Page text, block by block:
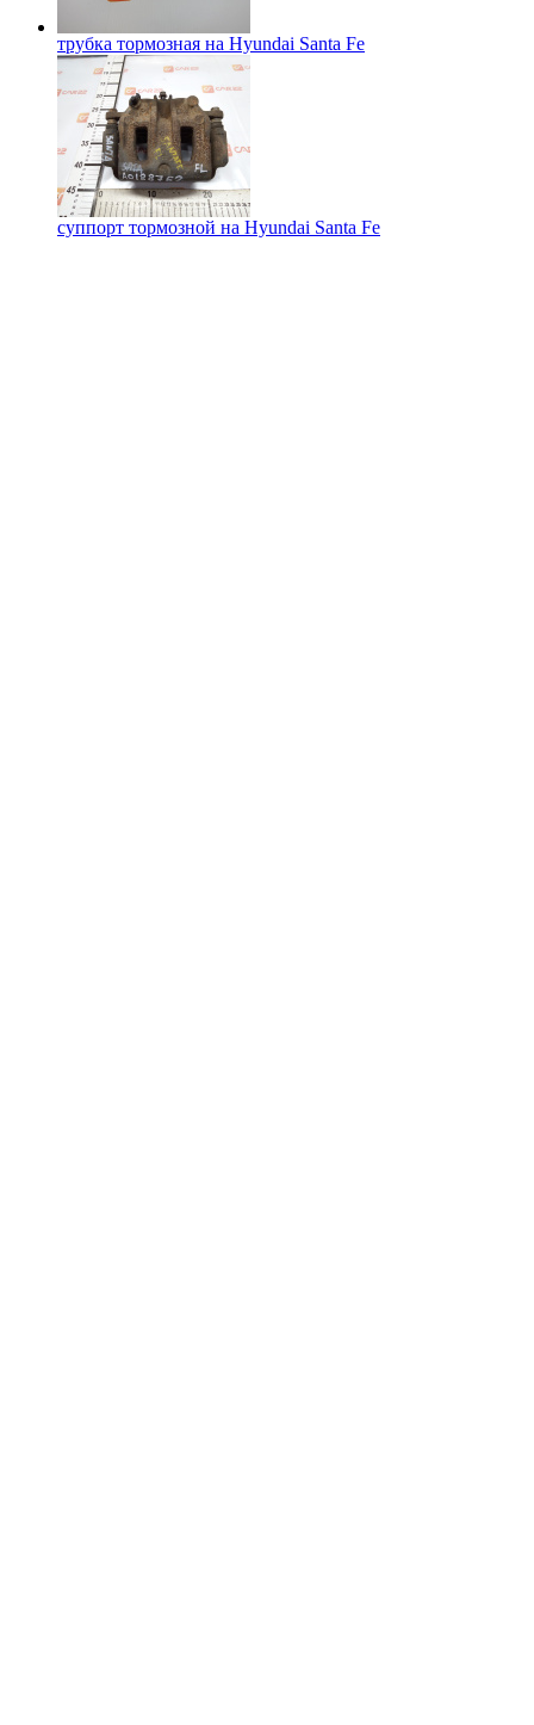
трубка тормозная на Hyundai Santa Fe
суппорт тормозной на Hyundai Santa Fe